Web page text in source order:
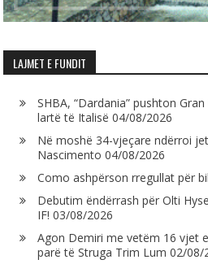
LAJMET E FUNDIT
SHBA, “Dardania” pushton
lartë të Italisë 04/08/2026
Në moshë 34-vjeçare ndërroi
Nascimento 04/08/2026
Como ashpërson rregullat për
Debutim ëndërrash për Olti
IF! 03/08/2026
Agon Demiri me vetëm 16 vjet
parë të Struga Trim Lum 02/08/